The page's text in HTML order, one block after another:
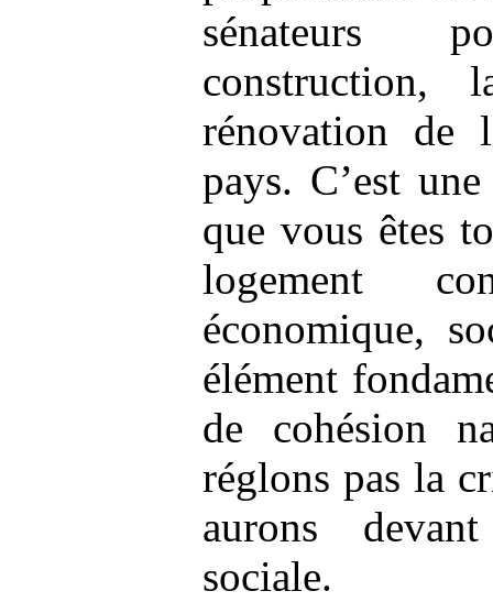
sénateurs
rénovation de
pays. C’est
que vous êtes
logement
économique,
élément
de cohésion
réglons pas la
aurons
sociale.